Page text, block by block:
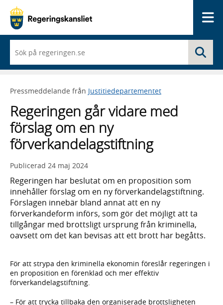
du
börjar
skriva
framträder
lista
med
sökförslag
Pressmeddelande från Justitiedepartementet
Regeringen går vidare med
förslag om en ny
förverkandelagstiftning
Publicerad 24 maj 2024
Regeringen har beslutat om en proposition som
innehåller förslag om en ny förverkandelagstiftning.
Förslagen innebär bland annat att en ny
förverkandeform införs, som gör det möjligt att ta
tillgångar med brottsligt ursprung från kriminella,
oavsett om det kan bevisas att ett brott har begåtts.
För att strypa den kriminella ekonomin föreslår regeringen i
en proposition en förenklad och mer effektiv
förverkandelagstiftning.
– För att trycka tillbaka den organiserade brottsligheten